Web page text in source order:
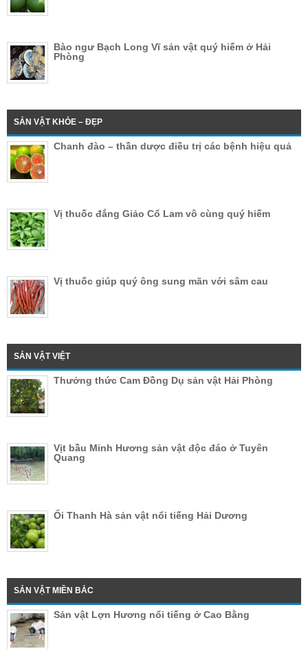
Bào ngư Bạch Long Vĩ sản vật quý hiếm ở Hải
Phòng
SẢN VẬT KHỎE – ĐẸP
Chanh đào – thần dược điều trị các bệnh hiệu quả
Vị thuốc đắng Giảo Cổ Lam vô cùng quý hiếm
Vị thuốc giúp quý ông sung mãn với sâm cau
SẢN VẬT VIỆT
Thưởng thức Cam Đồng Dụ sản vật Hải Phòng
Vịt bầu Minh Hương sản vật độc đáo ở Tuyên
Quang
Ổi Thanh Hà sản vật nổi tiếng Hải Dương
SẢN VẬT MIỀN BẮC
Sản vật Lợn Hương nổi tiếng ở Cao Bằng